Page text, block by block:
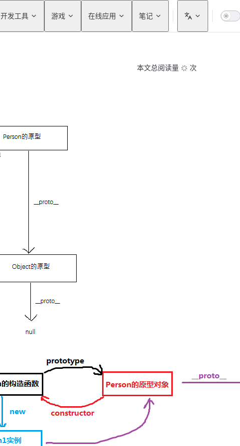
开发工具 游戏 在线应用 笔记
本文总阅读量 次